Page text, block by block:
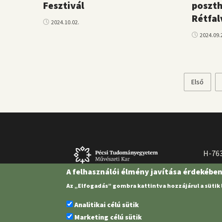
Fesztivál
2024.10.02.
Első
oldal
Első
H-
A felhasználói élmény javítása
Az „Elfogadás” gombra kattintva hozzájárul a
Analitikai célú sütik
Marketing célú sütik